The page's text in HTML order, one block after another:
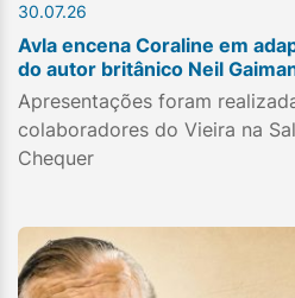
30.07.26
Avla encena Coraline em
do autor britânico Neil
Apresentações foram
colaboradores do Vieira na
Chequer